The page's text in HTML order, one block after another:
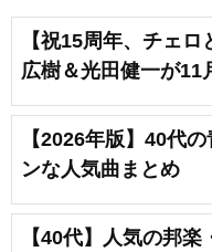
【祝15周年、チェ
広樹＆光田健一が11
【2026年版】40代
ンな人気曲まとめ
【40代】人気の邦